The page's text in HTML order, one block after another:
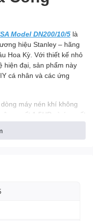
Model DN200/10/5 là
hiệu Stanley – hãng
Hoa Kỳ. Với thiết kế nhỏ
hiện đại, sản phẩm này
cá nhân và các ứng
dòng máy nén khí không
suất 1.5HP và áp suất
tiêu chuẩn Châu Âu
suất cao. Đây là lựa chọn
Máy Nén